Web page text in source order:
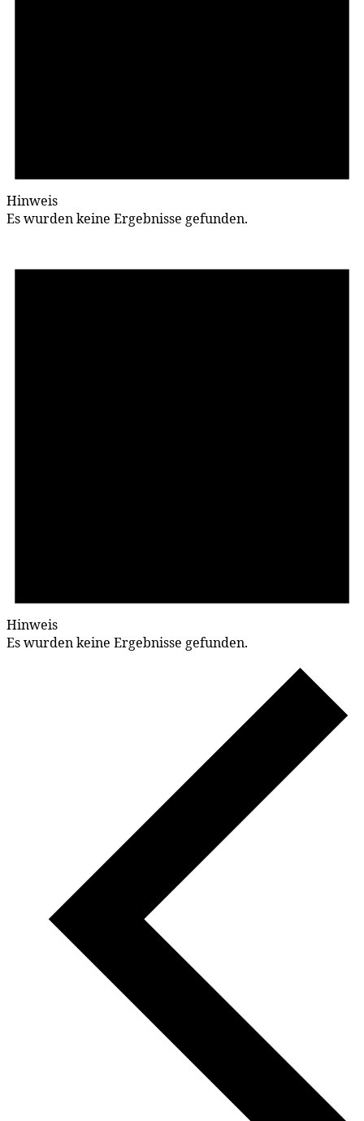
Hinweis
Es wurden keine Ergebnisse gefunden.
Hinweis
Es wurden keine Ergebnisse gefunden.